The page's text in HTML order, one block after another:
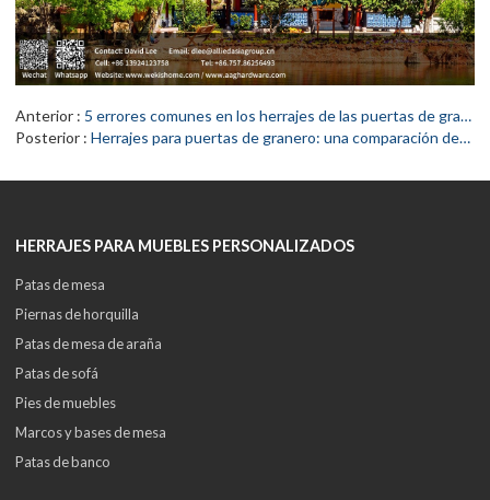
Anterior
5 errores comunes en los herrajes de las puertas de granero y cómo evitarlos
Posterior
Herrajes para puertas de granero: una comparación detallada de materiales y acabados
HERRAJES PARA MUEBLES PERSONALIZADOS
Patas de mesa
Piernas de horquilla
Patas de mesa de araña
Patas de sofá
Pies de muebles
Marcos y bases de mesa
Patas de banco